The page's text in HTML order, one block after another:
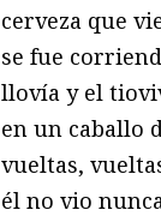
cerveza que
se fue
llovía y el
en un caballo
vueltas,
él no vio